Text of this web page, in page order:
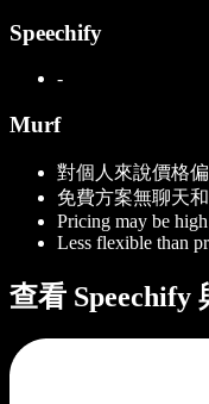
Speechify
-
Murf
對個人來說價格
免費方案無聊天
Pricing may be
Less flexible than
查看 Speechify